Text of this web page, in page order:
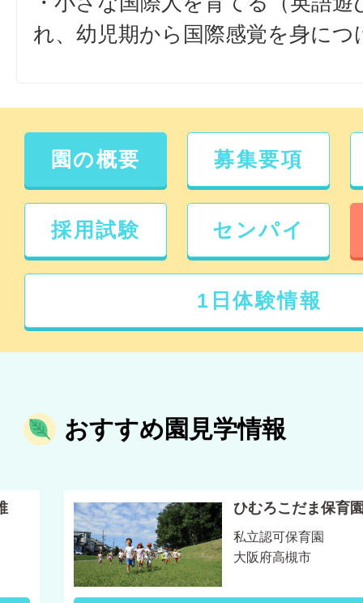
れ、幼児期から国際感覚を身につ
園の概要 募集要項
採用試験 センパイ
1日体験情報
おすすめ園見学情報
ひむろこだま保育
私立認可保育園
大阪府高槻市